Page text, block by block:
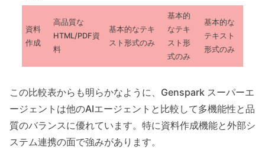
資料
作成
高品質な
HTML/PDF資
料
基本的なテキ
スト形式のみ
基本的
なテキ
スト形
式のみ
基本的な
テキスト
形式のみ
この比較表からも明らかなように、Genspark スーパーエ
ージェントは他のAIエージェントと比較して多機能性と品
質のバランスに優れています。特に資料作成機能と外部シ
ステム連携の面で強みがあります。